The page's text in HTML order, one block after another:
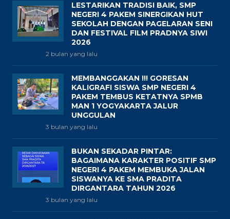
LESTARIKAN TRADISI BAIK, SMP
NEGERI 4 PAKEM SINERGIKAN HUT
SEKOLAH DENGAN PAGELARAN SENI
DAN FESTIVAL FILM PRADNYA SIWI
2026
2 bulan yang lalu
MEMBANGGAKAN !!! GORESAN
KALIGRAFI SISWA SMP NEGERI 4
PAKEM TEMBUS KETATNYA SPMB
MAN 1 YOGYAKARTA JALUR
UNGGULAN
3 bulan yang lalu
BUKAN SEKADAR PINTAR:
BAGAIMANA KARAKTER POSITIF SMP
NEGERI 4 PAKEM MEMBUKA JALAN
SISWANYA KE SMA PRADITA
DIRGANTARA TAHUN 2026
3 bulan yang lalu